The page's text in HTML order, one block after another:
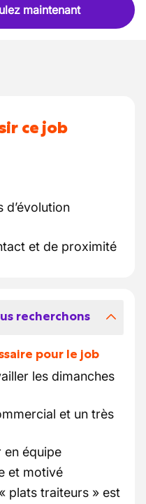
maintenant
ce job
d’évolution
et de proximité
recherchons
pour le job
les dimanches
et un très
en équipe
et motivé
plats traiteurs » est